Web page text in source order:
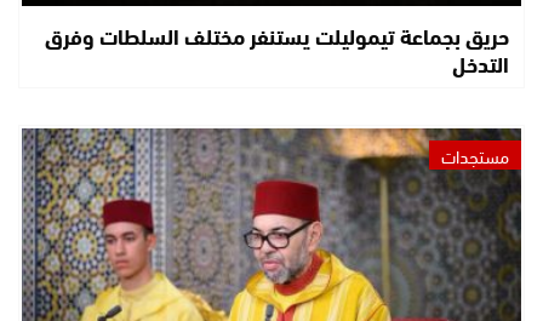
حريق بجماعة تيموليلت يستنفر مختلف السلطات وفرق
التدخل
مستجدات